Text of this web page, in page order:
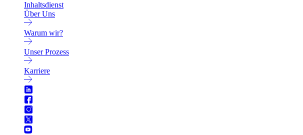
Inhaltsdienst
Über Uns
Warum wir?
Unser Prozess
Karriere